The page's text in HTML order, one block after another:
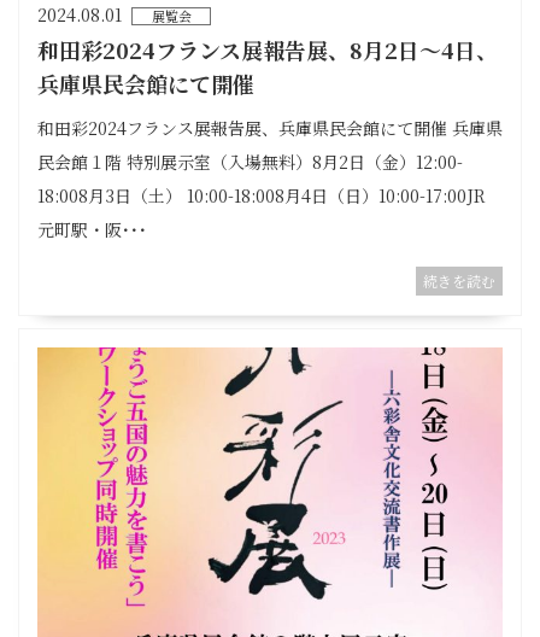
2024.08.01 展覧会
和田彩2024フランス展報告展、8月2日〜4日、
兵庫県民会館にて開催
和田彩2024フランス展報告展、兵庫県民会館にて開催 兵庫県
民会館１階 特別展示室（入場無料）8月2日（金）12:00-
18:008月3日（土） 10:00-18:008月4日（日）10:00-17:00JR
元町駅・阪･･･
続きを読む